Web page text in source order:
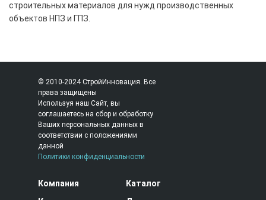
строительных материалов для нужд производственных
объектов НПЗ и ГПЗ.
© 2010-2024 СтройИнновация. Все
права защищены
Используя наш Сайт, вы
соглашаетесь на сбор и обработку
Ваших персональных данных в
соответствии с положениями
данной
Политики конфиденциальности
Компания
Каталог